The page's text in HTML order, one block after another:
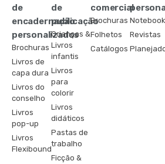
de
encadernação
personalizados
Brochuras
Livros de
capa dura
Livros do
conselho
Livros
pop-up
Livros
Flexibound
de
publicação
Crianças &
Livros
infantis
Livros
para
colorir
Livros
didáticos
Pastas de
trabalho
Ficção &
comercial
Brochuras
Folhetos
Catálogos
Revistas